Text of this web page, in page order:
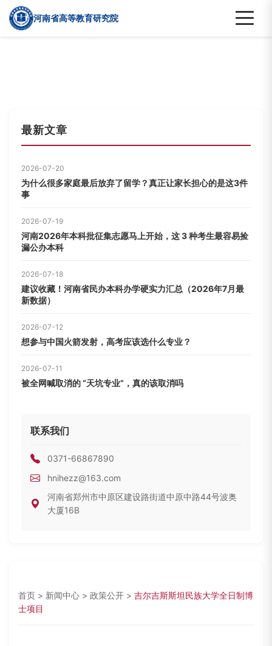
河南省高等教育研究院
最新文章
2026-07-20
为什么很多家庭最后放弃了留学？真正让家长担心的是这3件
事
2026-07-19
河南2026年本科批征集志愿马上开始，这 3 种考生最容易捡
漏公办本科
2026-07-18
建议收藏！河南省民办本科办学硬实力汇总（2026年7月最
新数据）
2026-07-12
想参与中国火箭发射，高考应该选什么专业？
2026-07-11
被全网喊取消的 “天坑专业”，真的该取消吗
联系我们
0371-66867890
hnihezz@163.com
河南省郑州市中原区建设路街道中原中路44号波奥
大厦16B
首页 > 新闻中心 > 政策公开 > 吉尔吉斯斯坦民族大学全日制博
士项目